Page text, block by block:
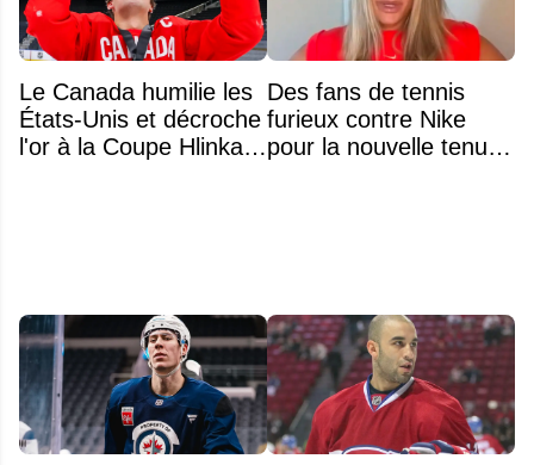
Le Canada humilie les
États-Unis et décroche
l'or à la Coupe Hlinka
Des fans de tennis
furieux contre Nike
pour la nouvelle tenue